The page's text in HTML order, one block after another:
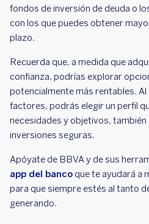
fondos de inversión de deuda o
con los que puedes obtener
plazo.
Recuerda que, a medida que
confianza, podrías explorar
potencialmente más rentables.
factores, podrás elegir un perfil
necesidades y objetivos,
inversiones seguras.
Apóyate de BBVA y de sus
app del banco que te ayudará a
para que siempre estés al tanto
generando.